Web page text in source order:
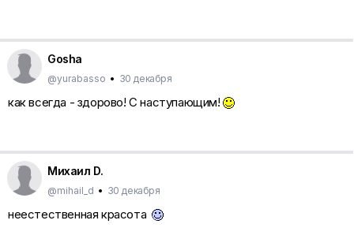
Gosha
@yurabasso • 30 декабря
как всегда - здорово! С наступающим!
Михаил D.
@mihail_d • 30 декабря
неестественная красота